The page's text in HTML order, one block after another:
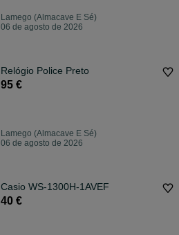
Lamego (Almacave E Sé)
06 de agosto de 2026
Relógio Police Preto
95 €
Lamego (Almacave E Sé)
06 de agosto de 2026
Casio WS-1300H-1AVEF
40 €